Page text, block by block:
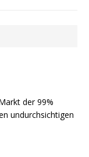
der 99%
undurchsichtigen